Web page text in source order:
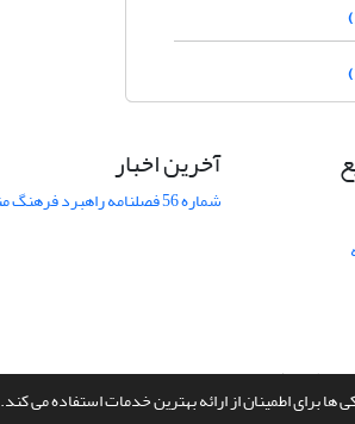
ها برای اطمینان از ارائه بهترین خدمات استفاده می کند.
آخرین اخبار
شماره 56 فصلنامه راهبرد فرهنگ منتشر شد
علمی.طراحی و پیاده سازی ازسیناوب